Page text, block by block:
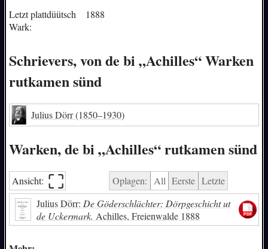
Letzt plattdüütsch
Wark:
1888
Schrievers, von de bi „Achilles“ Warken
rutkamen sünd
Julius Dörr(1850–1930)
Warken, de bi „Achilles“ rutkamen sünd
Ansicht: ⛶︎ Oplagen: All Eerste Letzte
Julius Dörr: De Göderschlächter: Dörpgeschicht ut
de Uckermark. Achilles, Freienwalde 1888